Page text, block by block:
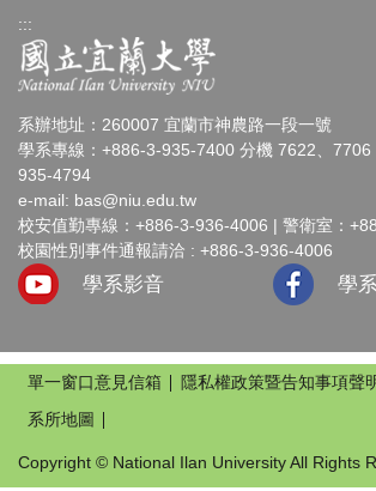
:::
系辦地址：260007 宜蘭市神農路一段一號
學系專線：+886-3-935-7400 分機 7622、
935-4794
e-mail: bas@niu.edu.tw
校安值勤專線：+886-3-936-4006 | 警衛室：
校園性別事件通報請洽 : +886-3-936-4006
學系影音 學
單一窗口意見信箱 隱私權政策暨告知事項聲
系所地圖
Copyright © National Ilan University All Rights